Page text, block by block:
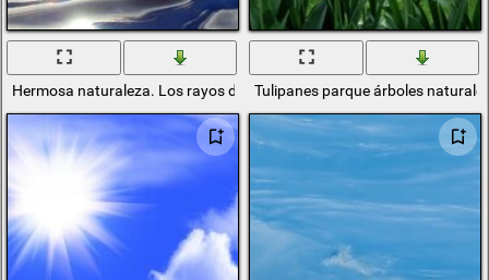
Hermosa naturaleza. Los rayos del sol en el agua
Tulipanes parque árboles